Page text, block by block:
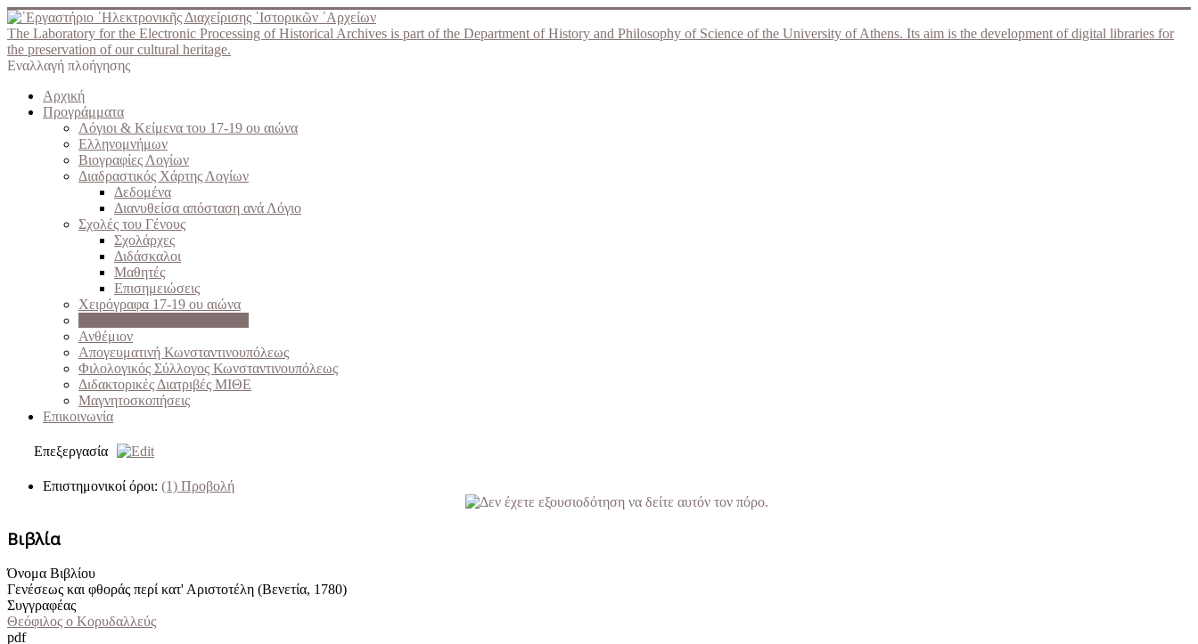
The Laboratory for the Electronic Processing of Historical Archives is part of the Department of History and Philosophy of Science of the University of Athens. Its aim is the development of digital libraries for
the preservation of our cultural heritage.
Εναλλαγή πλοήγησης
Αρχική
Προγράμματα
Λόγιοι & Κείμενα του 17-19 ου αιώνα
Ελληνομνήμων
Βιογραφίες Λογίων
Διαδραστικός Χάρτης Λογίων
Δεδομένα
Διανυθείσα απόσταση ανά Λόγιο
Σχολές του Γένους
Σχολάρχες
Διδάσκαλοι
Μαθητές
Επισημειώσεις
Χειρόγραφα 17-19 ου αιώνα
Ανθέμιον
Απογευματινή Κωνσταντινουπόλεως
Φιλολογικός Σύλλογος Κωνσταντινουπόλεως
Διδακτορικές Διατριβές ΜΙΘΕ
Μαγνητοσκοπήσεις
Επικοινωνία
Επεξεργασία
Επιστημονικοί όροι: (1) Προβολή
Βιβλία
Όνομα Βιβλίου
Γενέσεως και φθοράς περί κατ' Αριστοτέλη (Βενετία, 1780)
Συγγραφέας
Θεόφιλος ο Κορυδαλλεύς
pdf